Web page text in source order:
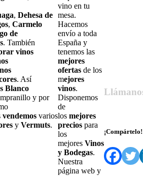
, Dehesa de
, Carmelo
de
. También
vinos
. Así
Blanco
y por
vendemos varios
y Vermuts.
vino en tu
mesa.
Hacemos
envío a toda
España y
tenemos las
mejores
ofertas de los
mejores
vinos.
Disponemos
de
los mejores
precios para
los
mejores Vinos
y Bodegas.
Nuestra
página web y
¡Compártelo!